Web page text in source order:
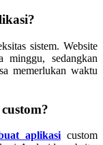
sistem. Website
minggu, sedangkan
memerlukan waktu
aplikasicustom